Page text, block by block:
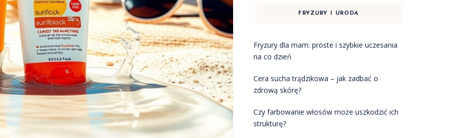
FRYZURY I URODA
Fryzury dla mam: proste i szybkie uczesania
na co dzień
Cera sucha trądzikowa – jak zadbać o
zdrową skórę?
Czy farbowanie włosów może uszkodzić ich
strukturę?